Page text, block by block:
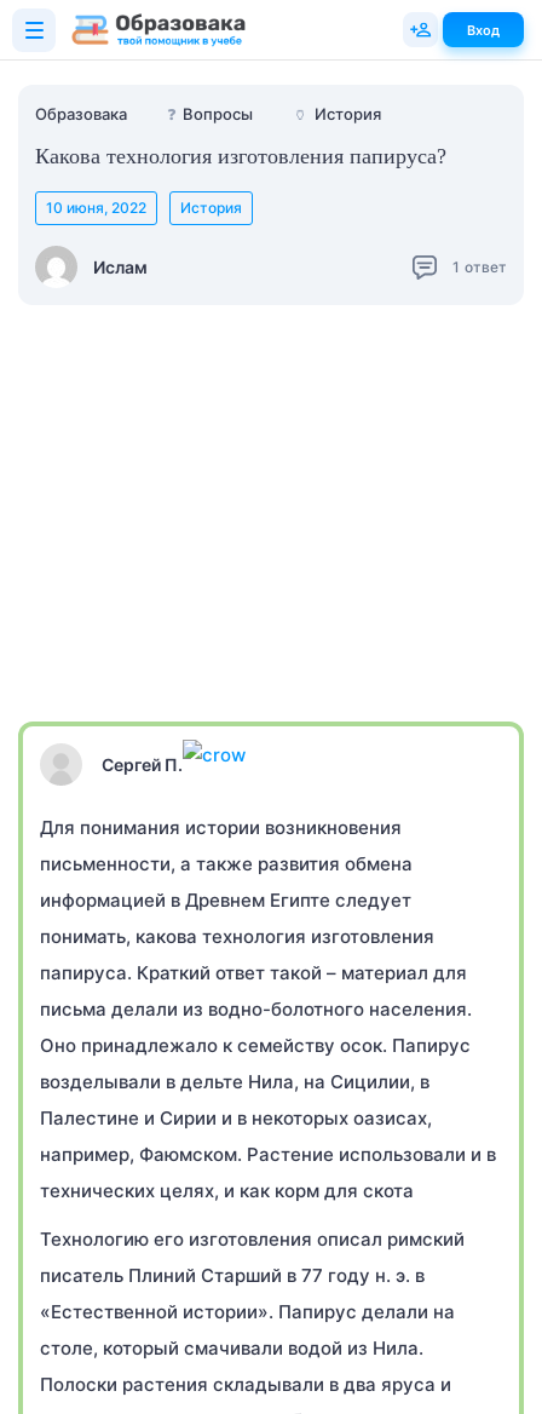
Образовака ❓ Вопросы 🏺 История
Какова технология изготовления папируса?
Ислам
10 июня, 2022 История
1 ответ
Сергей П.
Для понимания истории возникновения
письменности, а также развития обмена
информацией в Древнем Египте следует
понимать, какова технология изготовления
папируса. Краткий ответ такой – материал для
письма делали из водно-болотного населения.
Оно принадлежало к семейству осок. Папирус
возделывали в дельте Нила, на Сицилии, в
Палестине и Сирии и в некоторых оазисах,
например, Фаюмском. Растение использовали и в
технических целях, и как корм для скота
Технологию его изготовления описал римский
писатель Плиний Старший в 77 году н. э. в
«Естественной истории». Папирус делали на
столе, который смачивали водой из Нила.
Полоски растения складывали в два яруса и
Вход